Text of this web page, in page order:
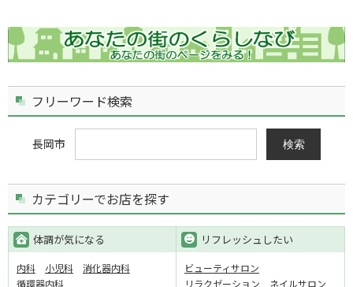
フリーワード検索
長岡市 検索
カテゴリーでお店を探す
体調が気になる
内科 小児科
消化器内科
循環器内科
リフレッシュしたい
ビューティサロン
リラクゼーション
ネイルサロン